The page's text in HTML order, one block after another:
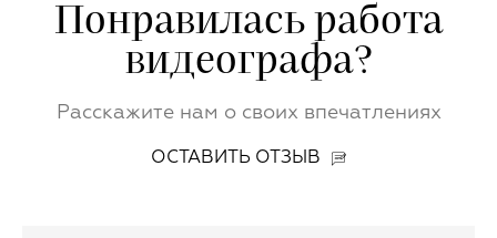
Понравилась работа
видеографа?
Расскажите нам о своих впечатлениях
ОСТАВИТЬ ОТЗЫВ